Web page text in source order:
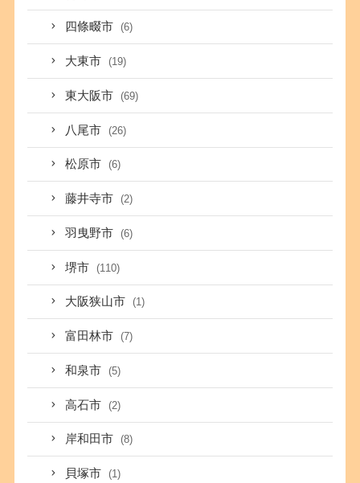
四條畷市 (6)
大東市 (19)
東大阪市 (69)
八尾市 (26)
松原市 (6)
藤井寺市 (2)
羽曳野市 (6)
堺市 (110)
大阪狭山市 (1)
富田林市 (7)
和泉市 (5)
高石市 (2)
岸和田市 (8)
貝塚市 (1)